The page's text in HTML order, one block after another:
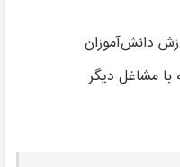
دانش‌آموزان
مشاغل دیگر